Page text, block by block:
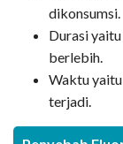
dikonsumsi.
Durasi
berlebih.
Waktu yaitu
terjadi.